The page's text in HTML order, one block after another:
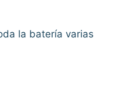
la batería varias